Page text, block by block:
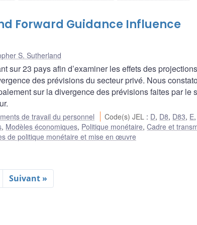
Forward Guidance Influence
S. Sutherland
sur 23 pays afin d’examiner les effets des
des prévisions du secteur privé. Nous
sur la divergence des prévisions faites par le
de travail du personnel Code(s) JEL : D, D8, D83, E,
, Modèles économiques, Politique monétaire,Cadre et
de politique monétaire et mise en œuvre
Suivant »